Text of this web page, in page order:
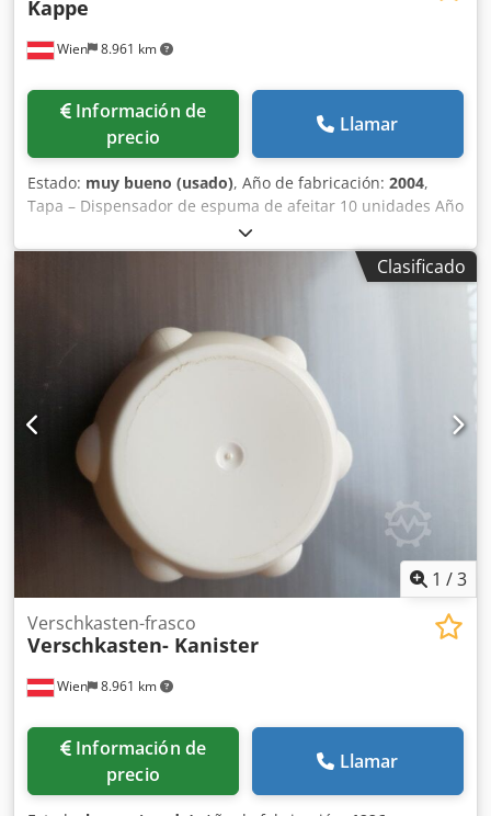
Wien 8.961 km
Kappe
Información de
precio
Llamar
Estado: muy bueno (usado), Año de fabricación: 2004,
Tapa – Dispensador de espuma de afeitar 10 unidades Año
de fabricación: 2004 Cedpfsc Nw Rhsx Aiqoha En muy
buen estado.
Clasificado
1 /3
Wien 8.961 km
Verschkasten-frasco
Verschkasten- Kanister
Información de
precio
Llamar